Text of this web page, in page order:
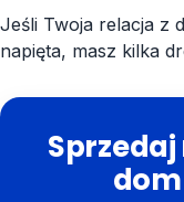
Jeśli Twoja relacja z
napięta, masz kilka